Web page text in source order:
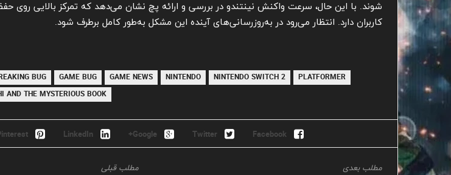
شوند. با این حال، سرعت واکنش نینتندو در بررسی و ارائه پچ نشان می‌دهد که تمرکز بالایی روی
کاربران دارد. انتظار می‌رود در به‌روزرسانی‌های آینده این مشکل به‌طور کامل برطرف شود.
BUG GAME BUG GAME NEWS NINTENDO NINTENDO SWITCH 2
PLATFORMER
AND THE MYSTERIOUS BOOK
Facebook
Twitter
Google+
LinkedIn
مطلب قبلی مطلب بعدی